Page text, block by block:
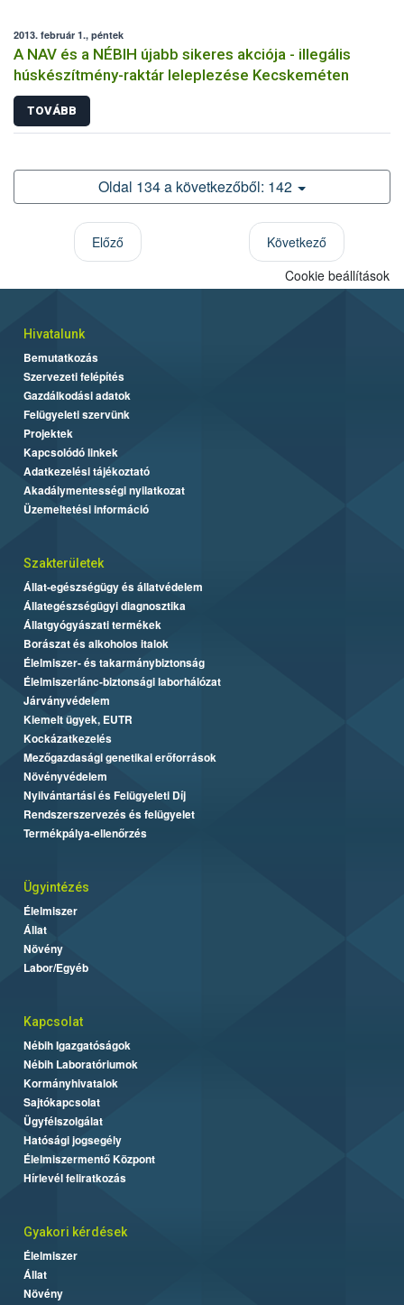
2013. február 1., péntek
A NAV és a NÉBIH újabb sikeres akciója - illegális
húskészítmény-raktár leleplezése Kecskeméten
TOVÁBB
Oldal 134 a következőből: 142
Előző
Következő
Cookie beállítások
Hivatalunk
Bemutatkozás
Szervezeti felépítés
Gazdálkodási adatok
Felügyeleti szervünk
Projektek
Kapcsolódó linkek
Adatkezelési tájékoztató
Akadálymentességi nyilatkozat
Üzemeltetési információ
Szakterületek
Állat-egészségügy és állatvédelem
Állategészségügyi diagnosztika
Állatgyógyászati termékek
Borászat és alkoholos italok
Élelmiszer- és takarmánybiztonság
Élelmiszerlánc-biztonsági laborhálózat
Járványvédelem
Kiemelt ügyek, EUTR
Kockázatkezelés
Mezőgazdasági genetikai erőforrások
Növényvédelem
Nyilvántartási és Felügyeleti Díj
Rendszerszervezés és felügyelet
Termékpálya-ellenőrzés
Ügyintézés
Élelmiszer
Állat
Növény
Labor/Egyéb
Kapcsolat
Nébih Igazgatóságok
Nébih Laboratóriumok
Kormányhivatalok
Sajtókapcsolat
Ügyfélszolgálat
Hatósági jogsegély
Élelmiszermentő Központ
Hírlevél feliratkozás
Gyakori kérdések
Élelmiszer
Állat
Növény